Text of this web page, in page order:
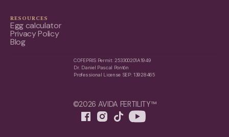
RESOURCES
Egg calculator
Privacy Policy
Blog
©2026 AVIDA FERTILITY™
COFEPRIS Permit: 253300201A1949
Dr. Daniel Pascal Pontón
Professional License SEP: 13928465